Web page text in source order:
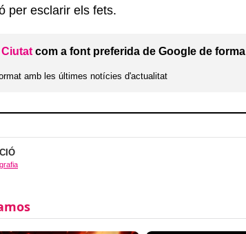
per esclarir els fets.
Ciutat com a font preferida de Google de forma
amb les últimes notícies d'actualitat